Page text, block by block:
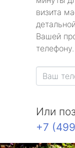
визита
Вашей
телефону.
Или
+7